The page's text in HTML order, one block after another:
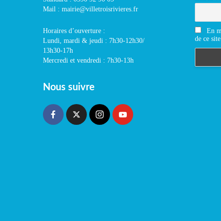
Mail : mairie@villetroisrivieres.fr
Horaires d’ouverture :
Lundi, mardi & jeudi : 7h30-12h30/
13h30-17h
Mercredi et vendredi : 7h30-13h
Nous suivre
En
de ce site